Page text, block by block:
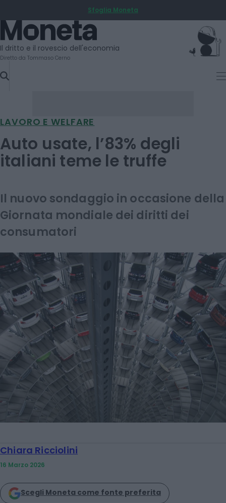
TO
CONTENT
Sfoglia Moneta
Moneta
Il dritto e il rovescio dell'economia
Diretto da Tommaso Cerno
LAVORO E WELFARE
Auto usate, l’83% degli
italiani teme le truffe
Il nuovo sondaggio in occasione della
Giornata mondiale dei diritti dei
consumatori
Chiara Ricciolini
16 Marzo 2026
Scegli Moneta come fonte preferita